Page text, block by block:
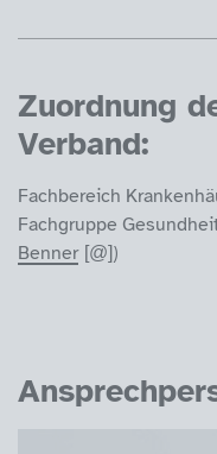
Zuordnung
Verband:
Fachbereich
Fachgruppe
Benner
)